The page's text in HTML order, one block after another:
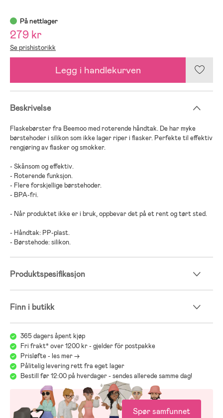
På nettlager
279 kr
Se prishistorikk
Legg i handlekurven
Beskrivelse
Flaskebørster fra Beemoo med roterende håndtak. De har myke
børstehoder i silikon som ikke lager riper i flasker. Perfekte til effektiv
rengjøring av flasker og smokker.
- Skånsom og effektiv.
- Roterende funksjon.
- Flere forskjellige børstehoder.
- BPA-fri.
- Når produktet ikke er i bruk, oppbevar det på et rent og tørt sted.
- Håndtak: PP-plast.
- Børstehode: silikon.
Produktspesifikasjon
Finn i butikk
365 dagers åpent kjøp
Fri frakt* over 1200 kr - gjelder för postpakke
Prisløfte - les mer ->
Pålitelig levering rett fra eget lager
Bestill før 12:00 på hverdager - sendes allerede samme dag!
Spør samfunnet